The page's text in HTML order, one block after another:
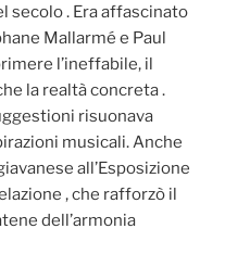
secolo . Era affascinato
Mallarmé e Paul
l’ineffabile, il
la realtà concreta .
risuonava
musicali. Anche
all’Esposizione
, che rafforzò il
dell’armonia